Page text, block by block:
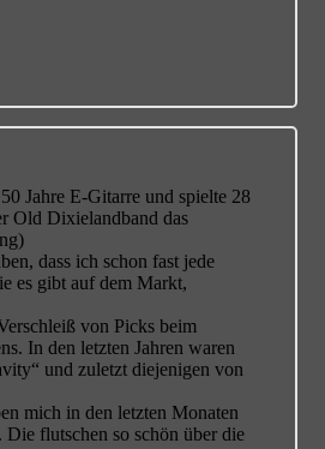
Jahre E-Gitarre und spielte 28
Old Dixielandband das
dass ich schon fast jede
es gibt auf dem Markt,
von Picks beim
In den letzten Jahren waren
und zuletzt diejenigen von
mich in den letzten Monaten
flutschen so schön über die